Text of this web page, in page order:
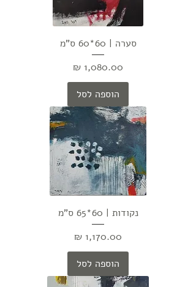
סערה | 60*60 ס"מ
מחיר
הוספה לסל
נקודות | 60*65 ס"מ
מחיר
הוספה לסל